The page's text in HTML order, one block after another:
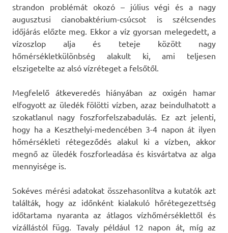
strandon problémát okozó – július végi és a nagy
augusztusi cianobaktérium-csúcsot is szélcsendes
időjárás előzte meg. Ekkor a víz gyorsan melegedett, a
vízoszlop alja és teteje között nagy
hőmérsékletkülönbség alakult ki, ami teljesen
elszigetelte az alsó vízréteget a felsőtől.
Megfelelő átkeveredés hiányában az oxigén hamar
elfogyott az üledék fölötti vízben, azaz beindulhatott a
szokatlanul nagy foszforfelszabadulás. Ez azt jelenti,
hogy ha a Keszthelyi-medencében 3-4 napon át ilyen
hőmérsékleti rétegeződés alakul ki a vízben, akkor
megnő az üledék foszforleadása és kisvártatva az alga
mennyisége is.
Sokéves mérési adatokat összehasonlítva a kutatók azt
találták, hogy az időnként kialakuló hőrétegezettség
időtartama nyaranta az átlagos vízhőmérséklettől és
vízállástól függ. Tavaly például 12 napon át, míg az